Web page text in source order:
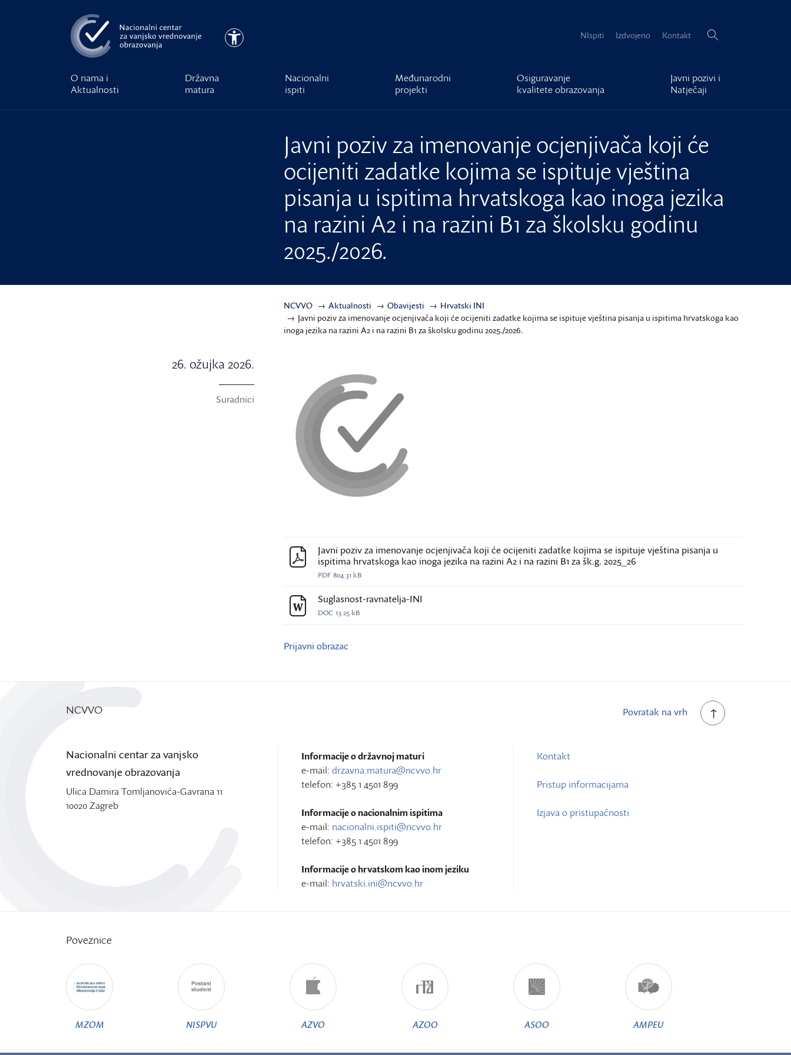
Pristupačnost NIspiti Izdvojeno Kontakt Pretraži:
O nama i
Aktualnosti
Državna
matura
Nacionalni
ispiti
Međunarodni
projekti
Osiguravanje
kvalitete obrazovanja
Javni pozivi i
Natječaji
Javni poziv za imenovanje ocjenjivača koji će
ocijeniti zadatke kojima se ispituje vještina
pisanja u ispitima hrvatskoga kao inoga jezika
na razini A2 i na razini B1 za školsku godinu
2025./2026.
NCVVO Aktualnosti Obavijesti
Hrvatski INI
Javni poziv za imenovanje ocjenjivača koji će ocijeniti zadatke kojima se ispituje vještina pisanja u ispitima hrvatskoga kao
inoga jezika na razini A2 i na razini B1 za školsku godinu 2025./2026.
26. ožujka 2026.
Suradnici
Javni poziv za imenovanje ocjenjivača koji će ocijeniti zadatke kojima se ispituje vještina pisanja u
ispitima hrvatskoga kao inoga jezika na razini A2 i na razini B1 za šk.g. 2025_26
PDF 804.31 kB
Suglasnost-ravnatelja-INI
DOC 13.25 kB
Prijavni obrazac
Povratak na vrh
NCVVO
Nacionalni centar za vanjsko
vrednovanje obrazovanja
Ulica Damira Tomljanovića-Gavrana 11
10020 Zagreb
Informacije o državnoj maturi
e-mail: drzavna.matura@ncvvo.hr
telefon: +385 1 4501 899
Informacije o nacionalnim ispitima
e-mail: nacionalni.ispiti@ncvvo.hr
telefon: +385 1 4501 899
Informacije o hrvatskom kao inom jeziku
e-mail: hrvatski.ini@ncvvo.hr
Kontakt
Pristup informacijama
Izjava o pristupačnosti
Poveznice
MZOM NISPVU AZVO AZOO ASOO AMPEU